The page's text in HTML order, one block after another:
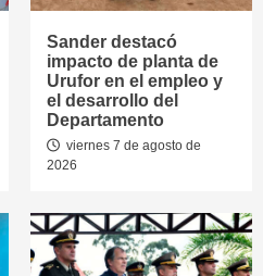
Sander destacó
impacto de planta de
Urufor en el empleo y
el desarrollo del
Departamento
viernes 7 de agosto de
2026